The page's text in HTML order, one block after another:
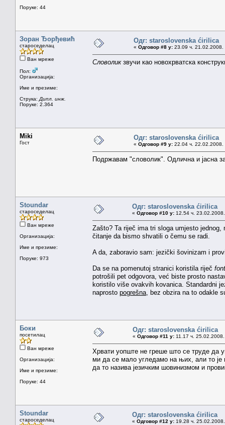
Поруке: 44
Зоран Ђорђевић
староседелац
Ван мреже
Пол:
Организација:
Име и презиме:
Струка: Дипл. инж.
Поруке: 2.364
Одг: staroslovenska ćirilica
« Одговор #8 у: 23.09 ч. 21.02.2008.
Словоликзвучи као новохрватска
Miki
Гост
Одг: staroslovenska ćirilica
« Одговор #9 у: 22.04 ч. 22.02.2008.
Подржавам "словолик". Одлична и јасна
Stoundar
староседелац
Ван мреже
Организација:
Име и презиме:
Поруке: 973
Одг: staroslovenska ćirilica
« Одговор #10 у: 12.54 ч.
Zašto? Ta riječ ima tri sloga umjesto
čitanje da bismo shvatili o čemu se radi.
A da, zaboravio sam: jezički šovinizam i
Da se na pomenutoj stranici koristila riječ font
potrošili pet odgovora, već biste prosto
koristilo više ovakvih kovanica. Standardni
naprosto pogrešna , bez obzira na to odakle
Боки
посетилац
Ван мреже
Организација:
Име и презиме:
Поруке: 44
Одг: staroslovenska ćirilica
« Одговор #11 у: 11.17 ч.
Хрвати уопште не греше што се труде да
ми да се мало угледамо на њих, али то је
да то назива језичким шовинизмом и
Stoundar
староседелац
Одг: staroslovenska ćirilica
« Одговор #12 у: 19.28 ч.